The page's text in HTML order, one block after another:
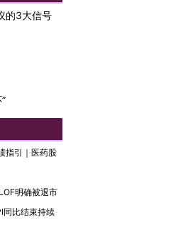
【商旅对话】华住集团
的3大信号
指引｜医药股
明确被退市
同比结束持续